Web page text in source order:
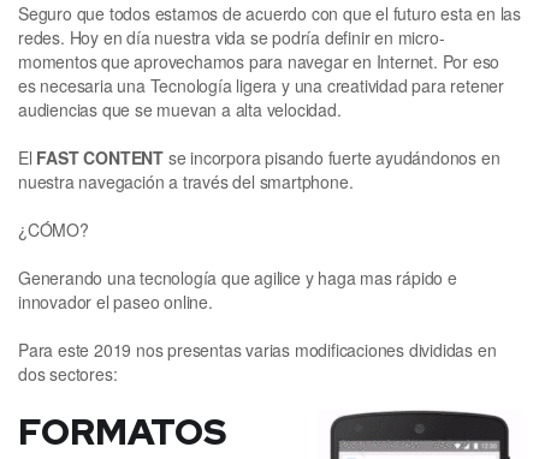
Seguro que todos estamos de acuerdo con que el futuro esta en las
redes. Hoy en día nuestra vida se podría definir en micro-
momentos que aprovechamos para navegar en Internet. Por eso
es necesaria una Tecnología ligera y una creatividad para retener
audiencias que se muevan a alta velocidad.
El FAST CONTENT se incorpora pisando fuerte ayudándonos en
nuestra navegación a través del smartphone.
¿CÓMO?
Generando una tecnología que agilice y haga mas rápido e
innovador el paseo online.
Para este 2019 nos presentas varias modificaciones divididas en
dos sectores:
FORMATOS